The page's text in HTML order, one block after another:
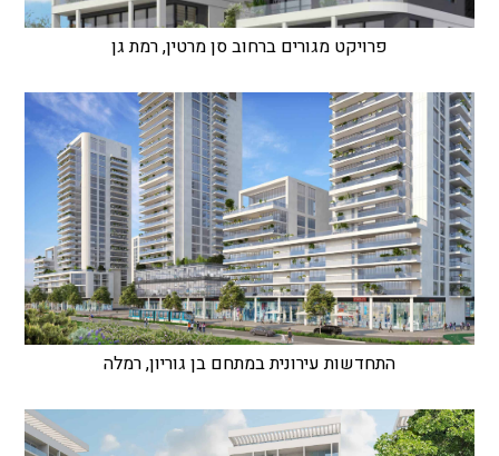
פרויקט מגורים ברחוב סן מרטין, רמת גן
התחדשות עירונית במתחם בן גוריון, רמלה